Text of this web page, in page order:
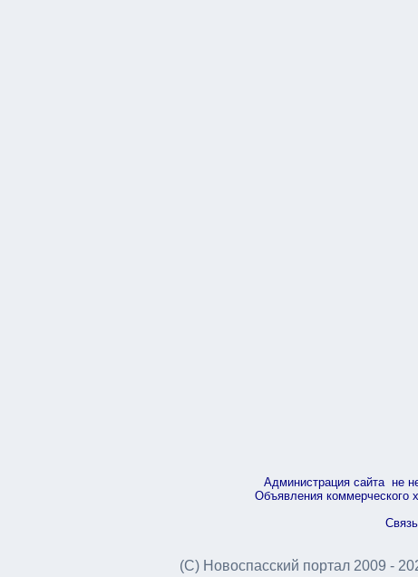
Администрация сайта не
Объявления коммерческого
(С) Новоспасский портал 2009 -